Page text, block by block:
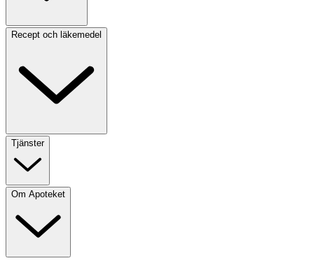
Recept och läkemedel
Tjänster
Om Apoteket